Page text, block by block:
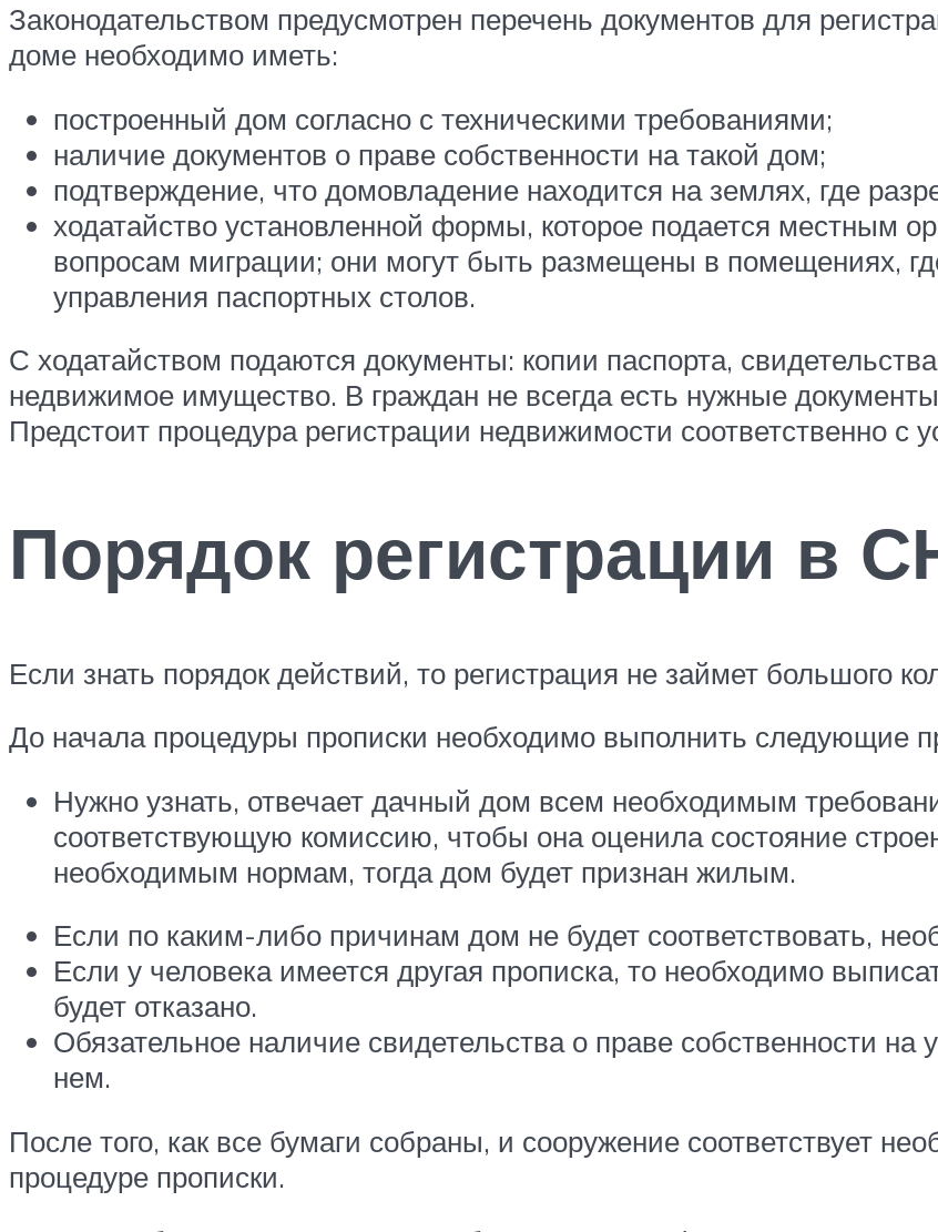
Законодательством предусмотрен перечень документов для
доме необходимо иметь:
построенный дом согласно с техническими требованиями;
наличие документов о праве собственности на такой дом;
подтверждение, что домовладение находится на землях, где
ходатайство установленной формы, которое подается местным
вопросам миграции; они могут быть размещены в помещениях,
управления паспортных столов.
С ходатайством подаются документы: копии паспорта,
недвижимое имущество. В граждан не всегда есть нужные
Предстоит процедура регистрации недвижимости соответственно с
Порядок регистрации в
Если знать порядок действий, то регистрация не займет большого
До начала процедуры прописки необходимо выполнить следующие
Нужно узнать, отвечает дачный дом всем необходимым
соответствующую комиссию, чтобы она оценила состояние
необходимым нормам, тогда дом будет признан жилым.
Если по каким-либо причинам дом не будет соответствовать,
Если у человека имеется другая прописка, то необходимо
будет отказано.
Обязательное наличие свидетельства о праве собственности
нем.
После того, как все бумаги собраны, и сооружение соответствует
процедуре прописки.